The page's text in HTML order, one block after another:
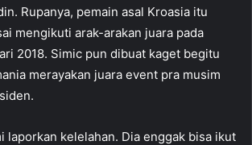
Rupanya, pemain asal Kroasia itu
mengikuti arak-arakan juara pada
2018. Simic pun dibuat kaget begitu
merayakan juara event pra musim
laporkan kelelahan. Dia enggak bisa ikut